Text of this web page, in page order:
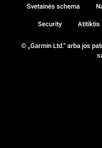
© „Garmin Ltd.“ arba jos
Svetainės schema
Security Atitiktis